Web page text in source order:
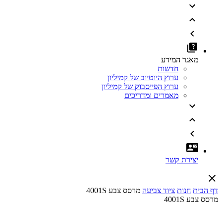
מאגר המידע
חדשות
ערוץ היוטיוב של קמיליון
ערוץ הפייסבוק של קמיליון
מאמרים ומדריכים
יצירת קשר
דף הבית חנות ציוד צביעה מרסס צבע 4001S
מרסס צבע 4001S